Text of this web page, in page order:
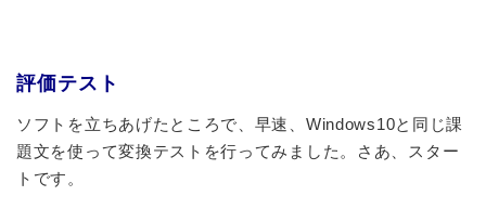
評価テスト
ソフトを立ちあげたところで、早速、Windows10と同じ課
題文を使って変換テストを行ってみました。さあ、スター
トです。